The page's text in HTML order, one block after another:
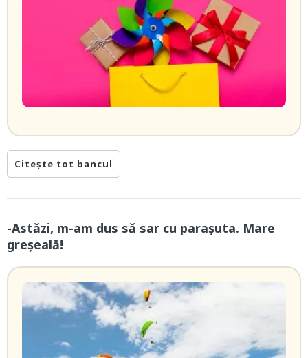
Citește tot bancul
-Astăzi, m-am dus să sar cu parașuta. Mare
greșeală!